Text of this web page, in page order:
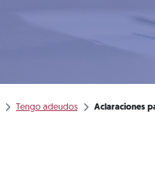
Tengo adeudos Aclaraciones